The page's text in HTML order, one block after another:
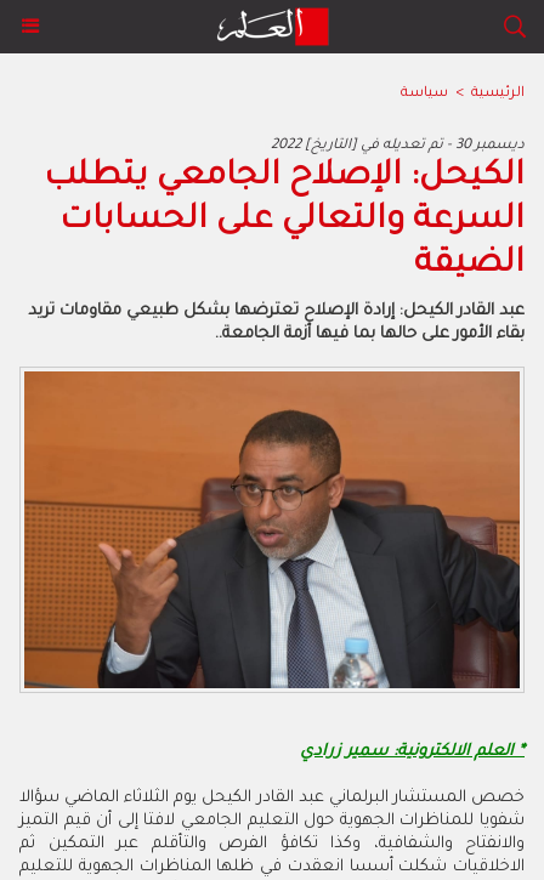
الرئيسية > سياسة
2022 ديسمبر 30 - تم تعديله في [التاريخ]
الكيحل: الإصلاح الجامعي يتطلب
السرعة والتعالي على الحسابات
الضيقة
عبد القادر الكيحل: إرادة الإصلاح تعترضها بشكل طبيعي مقاومات تريد
بقاء الأمور على حالها بما فيها أزمة الجامعة..
* العلم الالكترونية: سمير زرادي
خصص المستشار البرلماني عبد القادر الكيحل يوم الثلاثاء الماضي سؤالا
شفويا للمناظرات الجهوية حول التعليم الجامعي لافتا إلى أن قيم التميز
والانفتاح والشفافية، وكذا تكافؤ الفرص والتأقلم عبر التمكين ثم
الاخلاقيات شكلت أسسا انعقدت في ظلها المناظرات الجهوية للتعليم